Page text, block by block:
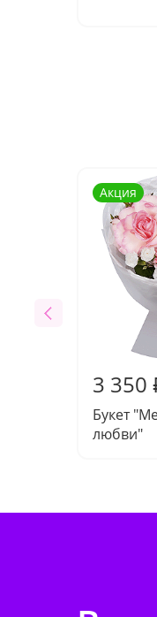
Акция
3 350
Букет
любви"